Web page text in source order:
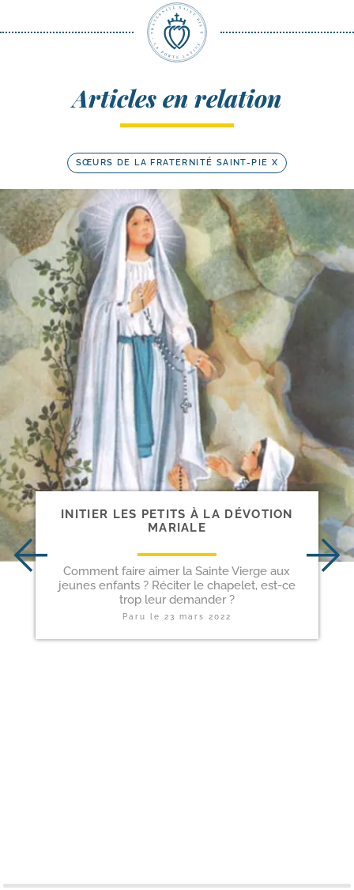
Articles en relation
SŒURS DE LA FRATERNITÉ SAINT-PIE X
INITIER LES PETITS À LA DÉVOTION
MARIALE
Comment faire aimer la Sainte Vierge aux
jeunes enfants ? Réciter le chapelet, est-ce
trop leur demander ?
Paru le 23 mars 2022